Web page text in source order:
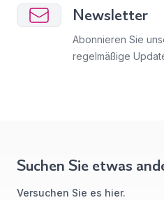
Newsletter
Abonnieren Sie
regelmäßige
Suchen Sie etwas
Versuchen Sie es hier.